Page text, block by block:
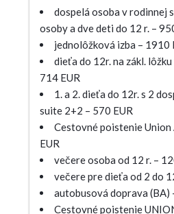
dospelá osoba v rodinnej
osoby a dve deti do 12 r. –
jednolôžková izba – 1910
dieťa do 12r. na zákl.
714 EUR
1. a 2. dieťa do 12r. s 2
suite 2+2 – 570 EUR
Cestovné poistenie Union
EUR
večere osoba od 12 r. –
večere pre dieťa od 2 do
autobusová doprava (BA)
Cestovné poistenie